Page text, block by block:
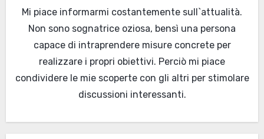
Mi piace informarmi costantemente sull`attualità.
Non sono sognatrice oziosa, bensì una persona
capace di intraprendere misure concrete per
realizzare i propri obiettivi. Perciò mi piace
condividere le mie scoperte con gli altri per stimolare
discussioni interessanti.